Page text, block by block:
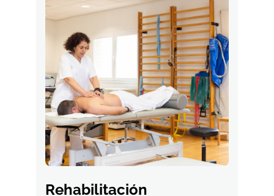
Rehabilitación